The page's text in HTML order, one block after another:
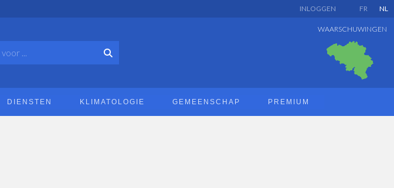
FR NL
INLOGGEN
WAARSCHUWINGEN
DIENSTEN KLIMATOLOGIE GEMEENSCHAP PREMIUM